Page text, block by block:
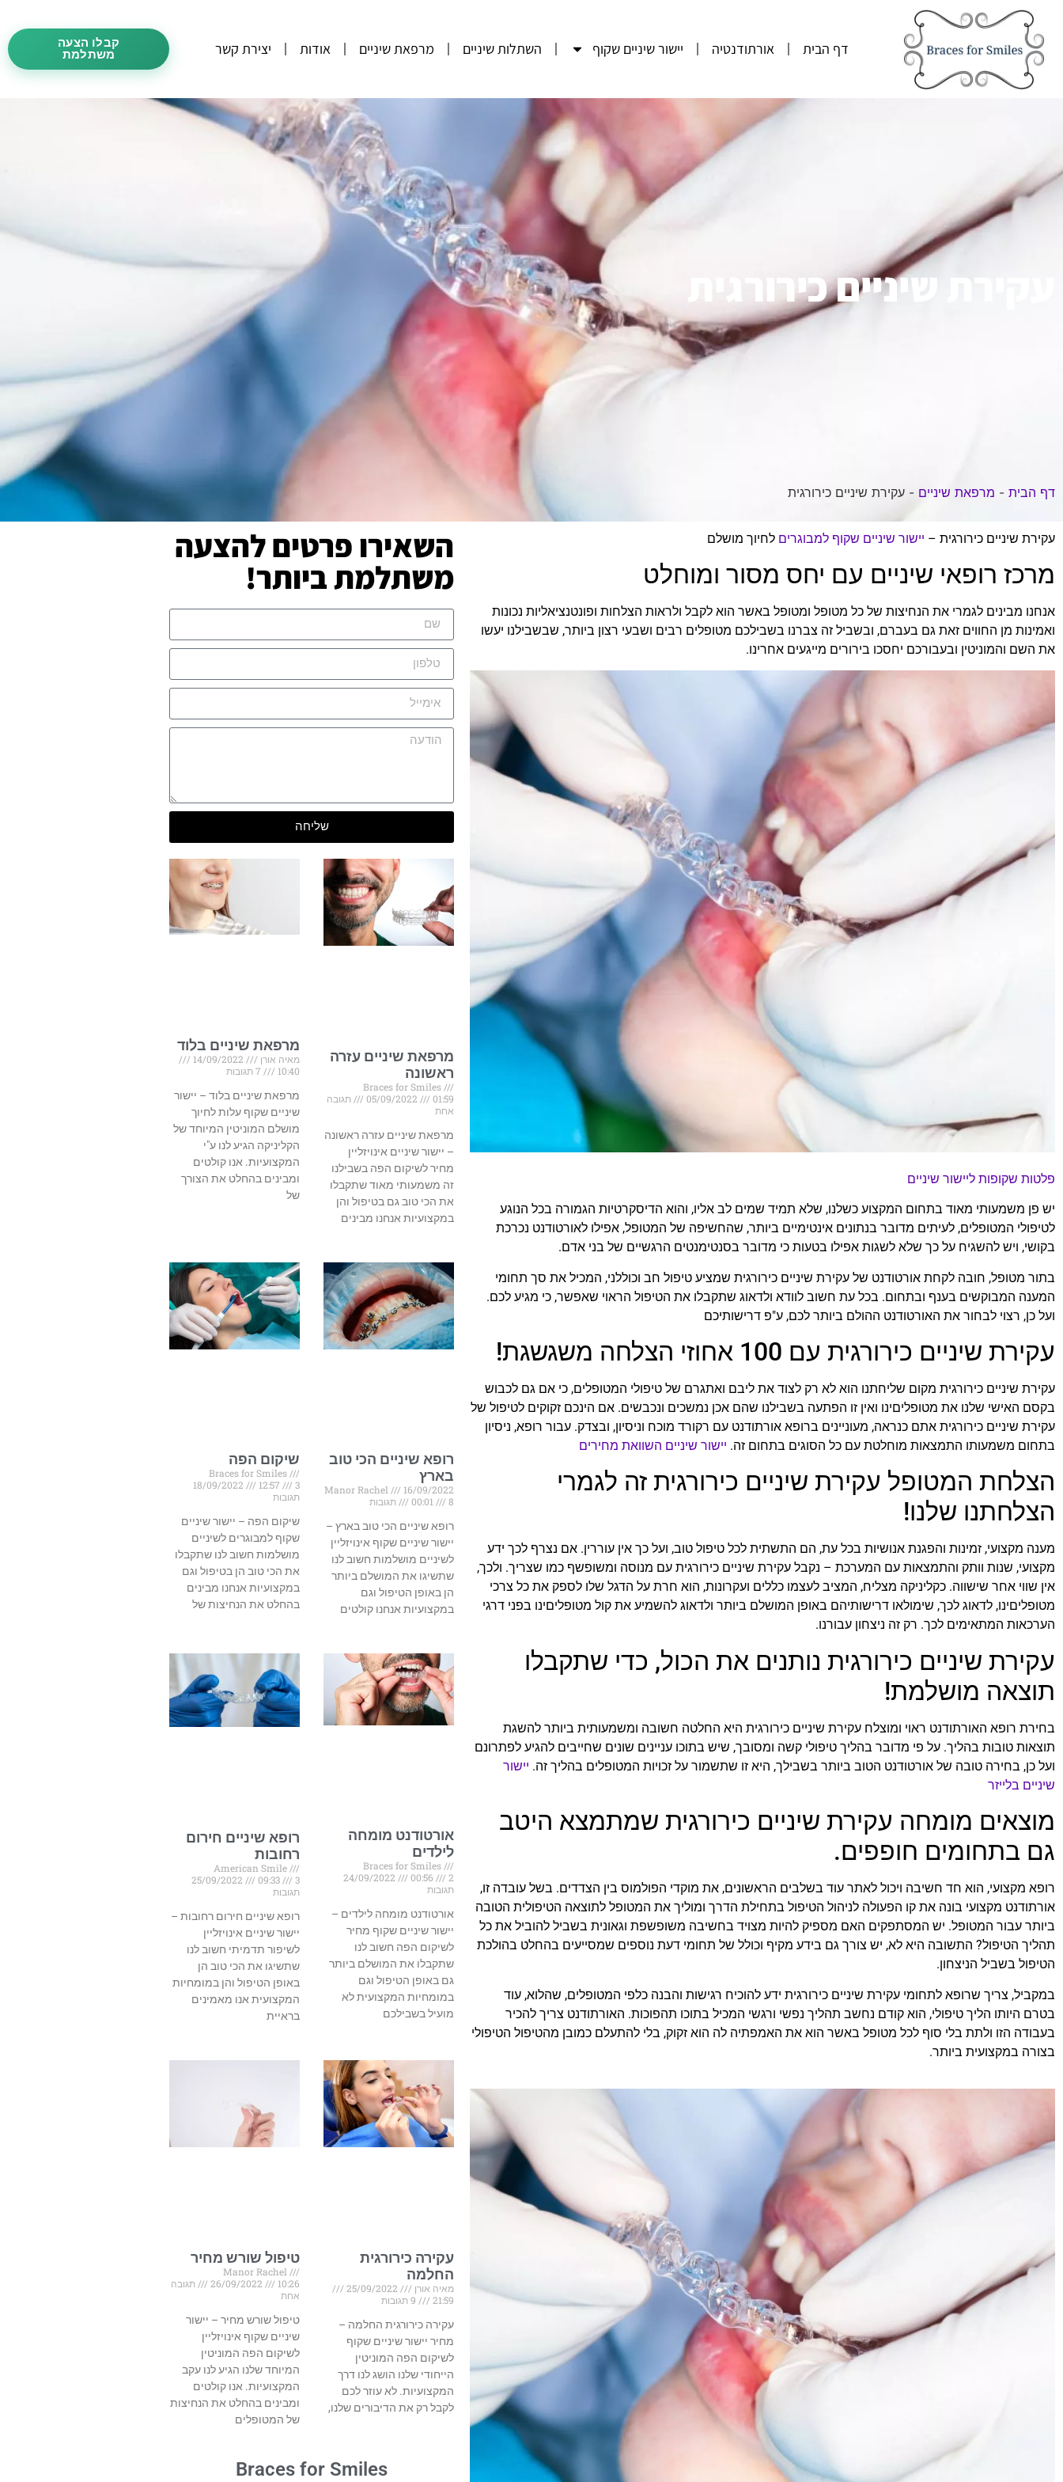
דף הבית אורתודנטיה יישור שיניים שקוף השתלות שיניים מרפאת שיניים אודות יצירת קשר
קבלו הצעה
משתלמת
עקירת שיניים כירורגית
דף הבית - מרפאת שיניים - עקירת שיניים כירורגית
עקירת שיניים כירורגית – יישור שיניים שקוף למבוגרים לחיוך מושלם
מרכז רופאי שיניים עם יחס מסור ומוחלט
אנחנו מבינים לגמרי את הנחיצות של כל מטופל ומטופל באשר הוא לקבל ולראות הצלחות ופונטנציאליות נכונות
ואמינות מן החווים זאת גם בעברם, ובשביל זה צברנו בשבילכם מטופלים רבים ושבעי רצון ביותר, שבשבילנו יעשו
את השם והמוניטין ובעבורכם יחסכו בירורים מייגעים אחרינו.
פלטות שקופות ליישור שיניים
יש פן משמעותי מאוד בתחום המקצוע כשלנו, שלא תמיד שמים לב אליו, והוא הדיסקרטיות הגמורה בכל הנוגע
לטיפולי המטופלים, לעיתים מדובר בנתונים אינטימיים ביותר, שהחשיפה של המטופל, אפילו לאורטודנט נכרכת
בקושי, ויש להשגיח על כך שלא לשגות אפילו בטעות כי מדובר בסנטימנטים הרגשיים של בני אדם.
בתור מטופל, חובה לקחת אורטודנט של עקירת שיניים כירורגית שמציע טיפול חב וכוללני, המכיל את סך תחומי
המענה המבוקשים בענף ובתחום. בכל עת חשוב לוודא ולדאוג שתקבלו את הטיפול הראוי שאפשר, כי מגיע לכם.
ועל כן, רצוי לבחור את האורטודנט ההולם ביותר לכם, ע"פ דרישותיכם
עקירת שיניים כירורגית עם 100 אחוזי הצלחה משגשגת!
עקירת שיניים כירורגית מקום שליחתנו הוא לא רק לצוד את ליבם ואתגרם של טיפולי המטופלים, כי אם גם לכבוש
בקסם האישי שלנו את מטופליםינו ואין זו הפתעה בשבילנו שהם אכן נמשכים ונכבשים. אם הינכם זקוקים לטיפול של
עקירת שיניים כירורגית אתם כנראה, מעוניינים ברופא אורתודנט עם רקורד מוכח וניסיון, ובצדק. עבור רופא, ניסיון
בתחום משמעותו התמצאות מוחלטת עם כל הסוגים בתחום זה. יישור שיניים השוואת מחירים
הצלחת המטופל עקירת שיניים כירורגית זה לגמרי
הצלחתנו שלנו!
מענה מקצועי, זמינות והפגנת אנושיות בכל עת, הם התשתית לכל טיפול טוב, ועל כך אין עוררין. אם נצרף לכך ידע
מקצועי, שנות וותק והתמצאות עם המערכת – נקבל עקירת שיניים כירורגית עם מנוסה ומשופשף כמו שצריך. ולכך,
אין שווי אחר שישווה. כקליניקה מצליח, המציב לעצמו כללים ועקרונות, הוא חרת על הדגל שלו לספק את כל צרכי
מטופליםינו, לדאוג לכך, שימולאו דרישותיהם באופן המושלם ביותר ולדאוג להשמיע את קול מטופליםינו בפני דרגי
הערכאות המתאימים לכך. רק זה ניצחון עבורנו.
עקירת שיניים כירורגית נותנים את הכול, כדי שתקבלו
תוצאה מושלמת!
בחירת רופא האורתודנט ראוי ומוצלח עקירת שיניים כירורגית היא החלטה חשובה ומשמעותית ביותר להשגת
תוצאות טובות בהליך. על פי מדובר בהליך טיפולי קשה ומסובך, שיש בתוכו עניינים שונים שחייבים להגיע לפתרונם
ועל כן, בחירה טובה של אורטודנט הטוב ביותר בשבילך, היא זו שתשמור על זכויות המטופלים בהליך זה. יישור
שיניים בלייזר
מוצאים מומחה עקירת שיניים כירורגית שמתמצא היטב
גם בתחומים חופפים.
רופא מקצועי, הוא חד חשיבה ויכול לאתר עוד בשלבים הראשונים, את מוקדי הפולמוס בין הצדדים. בשל עובדה זו,
אורתודנט מקצועי בונה את קו הפעולה לניהול הטיפול בתחילת הדרך ומוליך את המטופל לתוצאה הטיפולית הטובה
ביותר עבור המטופל. יש המסתפקים האם מספיק להיות מצויד בחשיבה משופשפת וגאונית בשביל להוביל את כל
תהליך הטיפול? התשובה היא לא, יש צורך גם בידע מקיף וכולל של תחומי דעת נוספים שמסייעים בהחלט בהולכת
הטיפול בשביל הניצחון.
במקביל, צריך שרופא לתחומי עקירת שיניים כירורגית ידע להוכיח רגישות והבנה כלפי המטופלים, שהלוא, עוד
בטרם היותו הליך טיפולי, הוא קודם נחשב תהליך נפשי ורגשי המכיל בתוכו תהפוכות. האורתודנט צריך להכיר
בעבודה הזו ולתת בלי סוף לכל מטופל באשר הוא את האמפתיה לה הוא זקוק, בלי להתעלם כמובן מהטיפול הטיפולי
בצורה במקצועית ביותר.
השאירו פרטים להצעה
משתלמת ביותר!
שליחה
מרפאת שיניים עזרה
ראשונה
Braces for Smiles
05/09/2022
01:59
תגובה
אחת
מרפאת שיניים עזרה ראשונה
– יישור שיניים אינויזליין
מחיר לשיקום הפה בשבילנו
זה משמעותי מאוד שתקבלו
את הכי טוב גם בטיפול והן
במקצועיות אנחנו מבינים
מרפאת שיניים בלוד
מאיה אורן
10:40
מרפאת שיניים בלוד – יישור
שיניים שקוף עלות לחיוך
מושלם המוניטין המיוחד של
הקליניקה הגיע לנו ע"י
המקצועיות. אנו קולטים
ומבינים בהחלט את הצורך
של
רופא שיניים הכי טוב
בארץ
Manor Rachel
16/09/2022
00:01
8 תגובות
רופא שיניים הכי טוב בארץ –
יישור שיניים שקוף אינויזליין
לשיניים מושלמות חשוב לנו
שתשיגו את המושלם ביותר
הן באופן הטיפול וגם
במקצועיות אנחנו קולטים
שיקום הפה
Braces for Smiles
18/09/2022
12:57
3
תגובות
שיקום הפה – יישור שיניים
שקוף למבוגרים לשיניים
מושלמות חשוב לנו שתקבלו
את הכי טוב הן בטיפול וגם
במקצועיות אנחנו מבינים
בהחלט את הנחיצות של
אורטודנט מומחה
לילדים
Braces for Smiles
24/09/2022
00:56
2
תגובות
אורטודנט מומחה לילדים –
יישור שיניים שקוף מחיר
לשיקום הפה חשוב לנו
שתקבלו את המושלם ביותר
גם באופן הטיפול וגם
במומחיות המקצועית לא
מועיל בשבילכם
רופא שיניים חירום
רחובות
American Smile
25/09/2022
09:33
3
תגובות
רופא שיניים חירום רחובות –
יישור שיניים אינויזליין
לשיפור תדמיתי חשוב לנו
שתשיגו את הכי טוב הן
באופן הטיפול והן במומחיות
המקצועית אנו מאמינים
בראיית
עקירה כירורגית
החלמה
מאיה אורן
21:59
עקירה כירורגית החלמה –
מחיר יישור שיניים שקוף
לשיקום הפה המוניטין
הייחודי שלנו הושג לנו דרך
המקצועיות. לא עוזר לכם
לקבל רק את הדיבורים שלנו,
טיפול שורש מחיר
Manor Rachel
26/09/2022
10:26
תגובה
אחת
טיפול שורש מחיר – יישור
שיניים שקוף אינויזליין
לשיקום הפה המוניטין
המיוחד שלנו הגיע לנו עקב
המקצועיות. אנו קולטים
ומבינים בהחלט את הנחיצות
של המטופלים
Braces for Smiles